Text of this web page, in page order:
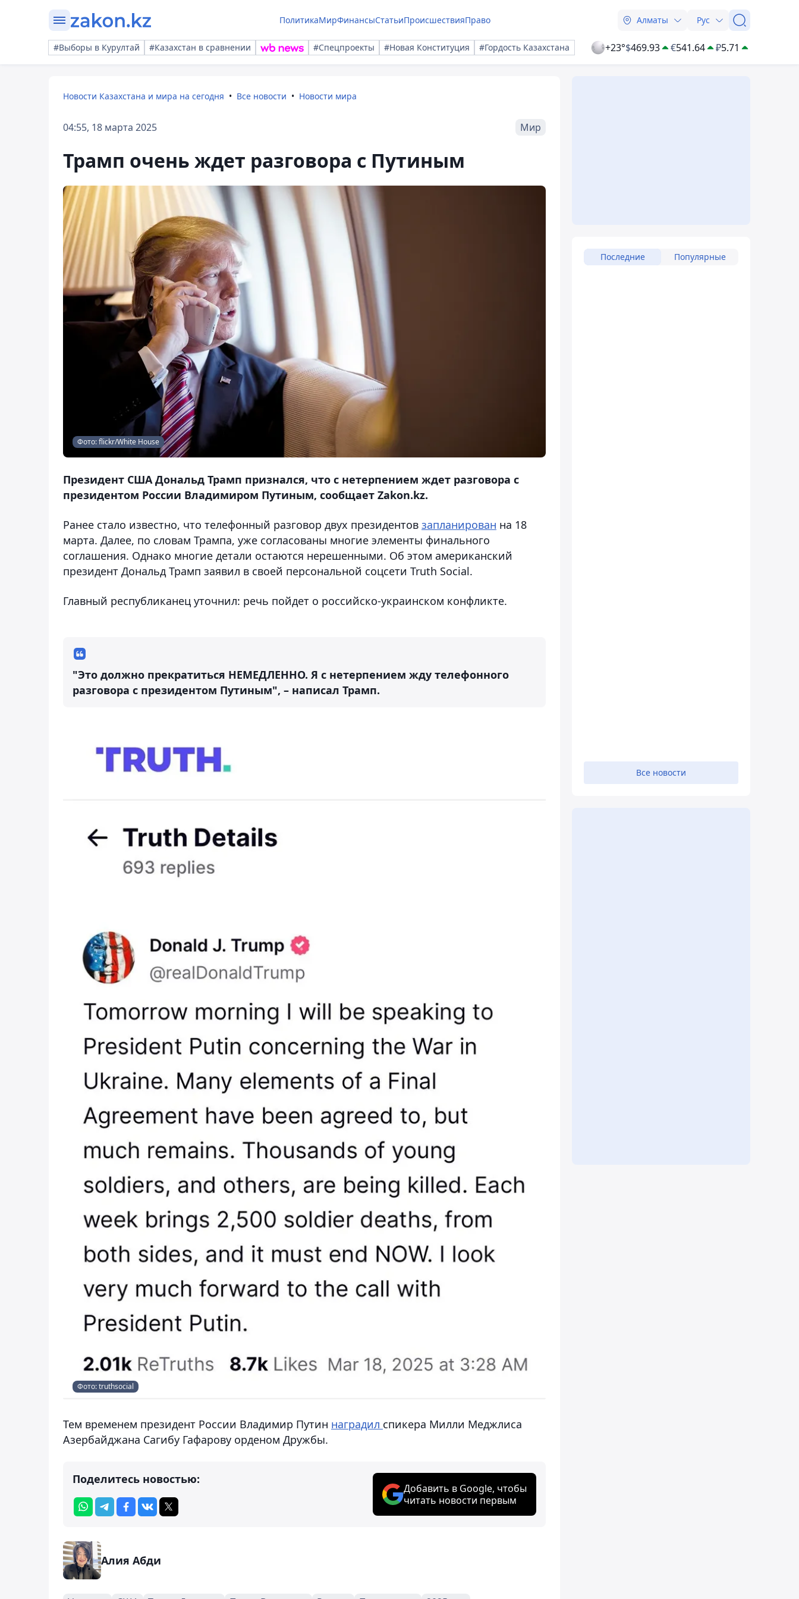
ПолитикаМирФинансыСтатьиПроисшествияПраво Алматы Рус
#Выборы в Курултай #Казахстан в сравнении #Спецпроекты #Новая Конституция #Гордость Казахстана +23°$469.93 €541.64 ₽5.71
Новости Казахстана и мира на сегодня Все новости Новости мира
04:55, 18 марта 2025 Мир
Трамп очень ждет разговора с Путиным
Фото: flickr/White House
Президент США Дональд Трамп признался, что с нетерпением ждет разговора с
президентом России Владимиром Путиным, сообщает Zakon.kz.
Ранее стало известно, что телефонный разговор двух президентов запланирован на 18
марта. Далее, по словам Трампа, уже согласованы многие элементы финального
соглашения. Однако многие детали остаются нерешенными. Об этом американский
президент Дональд Трамп заявил в своей персональной соцсети Truth Social.
Главный республиканец уточнил: речь пойдет о российско-украинском конфликте.
"Это должно прекратиться НЕМЕДЛЕННО. Я с нетерпением жду телефонного
разговора с президентом Путиным", – написал Трамп.
Фото: truthsocial
Тем временем президент России Владимир Путин наградил спикера Милли Меджлиса
Азербайджана Сагибу Гафарову орденом Дружбы.
Поделитесь новостью:
Добавить в Google, чтобы
читать новости первым
Алия Абди
Последние Популярные
Все новости